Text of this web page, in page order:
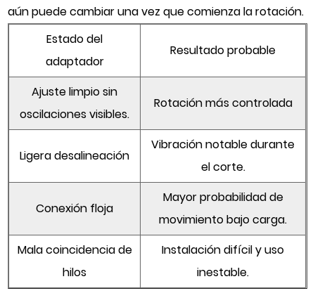
aún puede cambiar una vez que comienza la rotación.
Estado del
adaptador
Resultado probable
Ajuste limpio sin
oscilaciones visibles.
Rotación más controlada
Ligera desalineación
Vibración notable durante
el corte.
Conexión floja
Mayor probabilidad de
movimiento bajo carga.
Mala coincidencia de
hilos
Instalación difícil y uso
inestable.